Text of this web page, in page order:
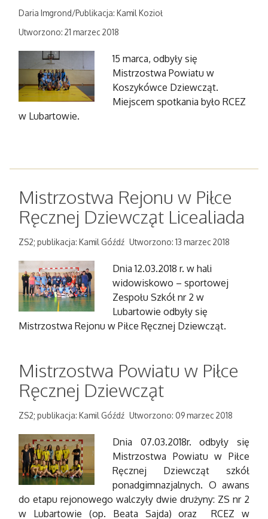
Daria Imgrond/Publikacja: Kamil Kozioł
Utworzono: 21 marzec 2018
15 marca, odbyły się
Mistrzostwa Powiatu w
Koszykówce Dziewcząt.
Miejscem spotkania było RCEZ
w Lubartowie.
Mistrzostwa Rejonu w Piłce
Ręcznej Dziewcząt Licealiada
ZS2; publikacja: Kamil Góźdź Utworzono: 13 marzec 2018
Dnia 12.03.2018 r. w hali
widowiskowo – sportowej
Zespołu Szkół nr 2 w
Lubartowie odbyły się
Mistrzostwa Rejonu w Piłce Ręcznej Dziewcząt.
Mistrzostwa Powiatu w Piłce
Ręcznej Dziewcząt
ZS2; publikacja: Kamil Góźdź Utworzono: 09 marzec 2018
Dnia 07.03.2018r. odbyły się
Mistrzostwa Powiatu w Piłce
Ręcznej Dziewcząt szkół
ponadgimnazjalnych. O awans
do etapu rejonowego walczyły dwie drużyny: ZS nr 2
w Lubartowie (op. Beata Sajda) oraz RCEZ w